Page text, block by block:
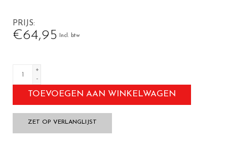
PRIJS
€64,95 Incl. btw
+
-
TOEVOEGEN AAN WINKELWAGEN
ZET OP VERLANGLIJST